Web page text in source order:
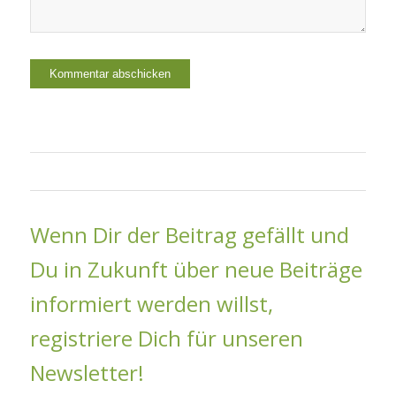
Wenn Dir der Beitrag gefällt und
Du in Zukunft über neue Beiträge
informiert werden willst,
registriere Dich für unseren
Newsletter!